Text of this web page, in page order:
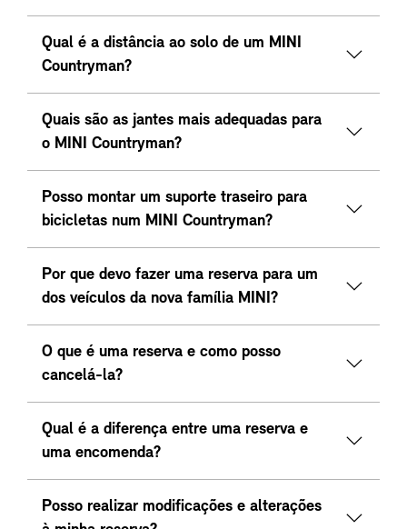
Qual é a distância ao solo de um MINI
Countryman?
Quais são as jantes mais adequadas para
o MINI Countryman?
Posso montar um suporte traseiro para
bicicletas num MINI Countryman?
Por que devo fazer uma reserva para um
dos veículos da nova família MINI?
O que é uma reserva e como posso
cancelá-la?
Qual é a diferença entre uma reserva e
uma encomenda?
Posso realizar modificações e alterações